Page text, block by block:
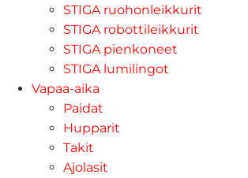
STIGA ruohonleikkurit
STIGA robottileikkurit
STIGA pienkoneet
STIGA lumilingot
Vapaa-aika
Paidat
Hupparit
Takit
Ajolasit